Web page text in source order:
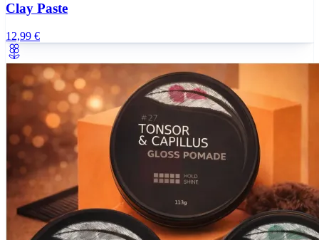
Clay Paste
12,99 €